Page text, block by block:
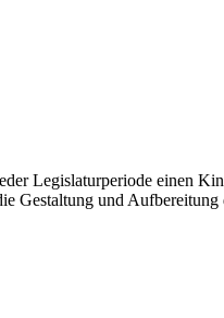
Legislaturperiode einen
Gestaltung und Aufbereitung